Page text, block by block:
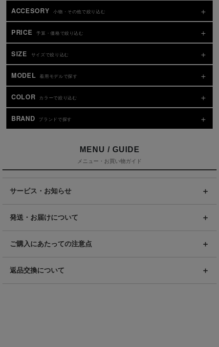
ACCESORY 小物・その他で絞り込む
PRICE 予算・価格で絞り込む
SIZE サイズで絞り込む
MODEL 着用モデルで探す
COLOR カラーで絞り込む
BRAND ブランドで探す
MENU / GUIDE
メニュー・お買い物ガイド
サービス・お知らせ
発送・お届けについて
ご購入にあたっての注意点
返品交換について